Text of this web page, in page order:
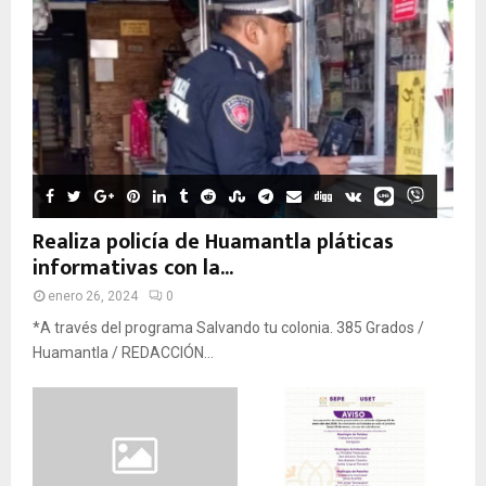
Realiza policía de Huamantla pláticas
informativas con la...
enero 26, 2024 0
*A través del programa Salvando tu colonia. 385 Grados /
Huamantla / REDACCIÓN...